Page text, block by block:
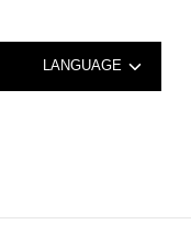
LANGUAGE
中文（簡体字）